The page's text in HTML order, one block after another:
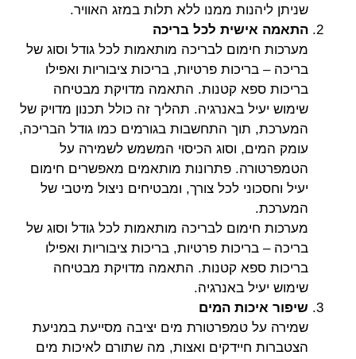
שניתן ליהנות ממנו ללא תלות במזג האוויר.
התאמה אישית לכל בריכה
מערכות חימום לבריכה מותאמות לכל גודל וסוג של
בריכה – בריכות פרטיות, בריכות ציבוריות ואפילו
בריכות ספא קטנות. התאמה מדויקת מבטיחה
שימוש יעיל באנרגיה. תהליך זה כולל תכנון מדויק של
המערכת, תוך התחשבות בגורמים כמו גודל הבריכה,
עומק המים, וסוג הכיסוי המשמש לשמירה על
הטמפרטורה. פתרונות מותאמים מאפשרים חימום
יעיל וחסכוני לכל צורך, ומבטיחים ניצול מיטבי של
המערכת.
מערכות חימום לבריכה מותאמות לכל גודל וסוג של
בריכה – בריכות פרטיות, בריכות ציבוריות ואפילו
בריכות ספא קטנות. התאמה מדויקת מבטיחה
שימוש יעיל באנרגיה.
שיפור איכות המים
שמירה על טמפרטורת מים יציבה מסייעת במניעת
הצטברות חיידקים ואצות, מה שתורם לאיכות מים